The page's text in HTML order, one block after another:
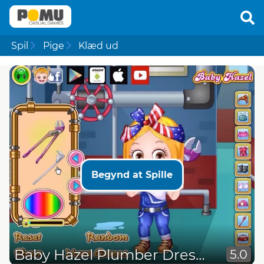
Spil Pige Klæd ud
Begynd at Spille
Baby Hazel Plumber Dressup 5.0